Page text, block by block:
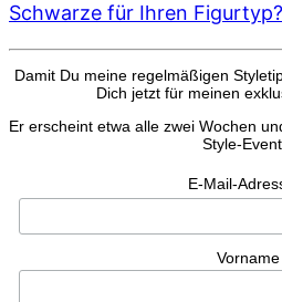
Schwarze für Ihren Figurtyp?
Damit Du meine regelmäßigen
Dich jetzt für meinen
Er erscheint etwa alle zwei Wochen
Style-
E-Mail-
Vorname